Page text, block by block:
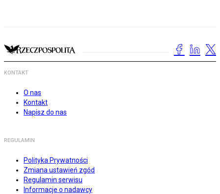
KONTAKT
O nas
Kontakt
Napisz do nas
REGULAMIN
Polityka Prywatności
Zmiana ustawień zgód
Regulamin serwisu
Informacje o nadawcy